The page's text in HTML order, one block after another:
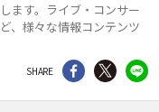
ます。ライブ・コンサー
、様々な情報コンテンツ
SHARE シェア Twitter